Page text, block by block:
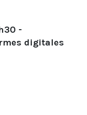
-
digitales